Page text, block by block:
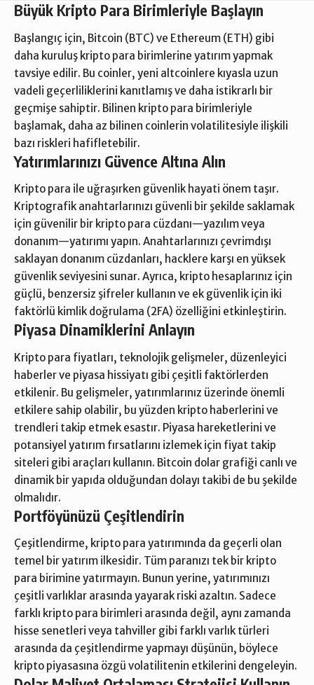
Büyük Kripto Para Birimleriyle Başlayın
Başlangıç için, Bitcoin (BTC) ve Ethereum (ETH) gibi
daha kuruluş kripto para birimlerine yatırım yapmak
tavsiye edilir. Bu coinler, yeni altcoinlere kıyasla uzun
vadeli geçerliliklerini kanıtlamış ve daha istikrarlı bir
geçmişe sahiptir. Bilinen kripto para birimleriyle
başlamak, daha az bilinen coinlerin volatilitesiyle ilişkili
bazı riskleri hafifletebilir.
Yatırımlarınızı Güvence Altına Alın
Kripto para ile uğraşırken güvenlik hayati önem taşır.
Kriptografik anahtarlarınızı güvenli bir şekilde saklamak
için güvenilir bir kripto para cüzdanı—yazılım veya
donanım—yatırımı yapın. Anahtarlarınızı çevrimdışı
saklayan donanım cüzdanları, hacklere karşı en yüksek
güvenlik seviyesini sunar. Ayrıca, kripto hesaplarınız için
güçlü, benzersiz şifreler kullanın ve ek güvenlik için iki
faktörlü kimlik doğrulama (2FA) özelliğini etkinleştirin.
Piyasa Dinamiklerini Anlayın
Kripto para fiyatları, teknolojik gelişmeler, düzenleyici
haberler ve piyasa hissiyatı gibi çeşitli faktörlerden
etkilenir. Bu gelişmeler, yatırımlarınız üzerinde önemli
etkilere sahip olabilir, bu yüzden kripto haberlerini ve
trendleri takip etmek esastır. Piyasa hareketlerini ve
potansiyel yatırım fırsatlarını izlemek için fiyat takip
siteleri gibi araçları kullanın. Bitcoin dolar grafiği canlı ve
dinamik bir yapıda olduğundan dolayı takibi de bu şekilde
olmalıdır.
Portföyünüzü Çeşitlendirin
Çeşitlendirme, kripto para yatırımında da geçerli olan
temel bir yatırım ilkesidir. Tüm paranızı tek bir kripto
para birimine yatırmayın. Bunun yerine, yatırımınızı
çeşitli varlıklar arasında yayarak riski azaltın. Sadece
farklı kripto para birimleri arasında değil, aynı zamanda
hisse senetleri veya tahviller gibi farklı varlık türleri
arasında da çeşitlendirme yapmayı düşünün, böylece
kripto piyasasına özgü volatilitenin etkilerini dengeleyin.